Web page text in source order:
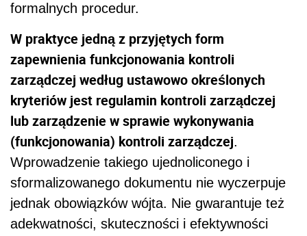
formalnych procedur.
W praktyce jedną z przyjętych form
zapewnienia funkcjonowania kontroli
zarządczej według ustawowo określonych
kryteriów jest regulamin kontroli zarządczej
lub zarządzenie w sprawie wykonywania
(funkcjonowania) kontroli zarządczej.
Wprowadzenie takiego ujednoliconego i
sformalizowanego dokumentu nie wyczerpuje
jednak obowiązków wójta. Nie gwarantuje też
adekwatności, skuteczności i efektywności